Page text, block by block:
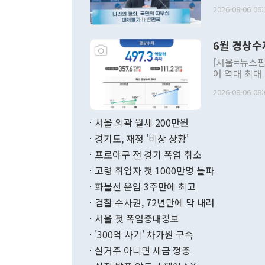
발언 중에는
주의적 희망
관의 대북
관 부처 장
관의 무리한
다. [정동영 통일부 장관이 지난달 23일 오후 서울 종로구 정부서울청사에
무너졌다고
함께 4자 대
2026-08-06
6월 경상
[서울=뉴스
어 역대 최
료=한국은행] 한국은행이 6일 발표한 '2026년 6월 국제수지(잠정)'
며 월간 기
196.9% 급
수출은
2026-08-06
서울 외곽 월세 200만원
경기도, 재정 '비상 상황'
프로야구 전 경기 폭염 취소
고령 취업자 첫 1000만명 돌파
화물선 운임 3주만에 최고
검찰 수사권, 72년만에 막 내려
서울 첫 폭염중대경보
'300억 사기' 차가원 구속
실거주 아니면 세금 껑충